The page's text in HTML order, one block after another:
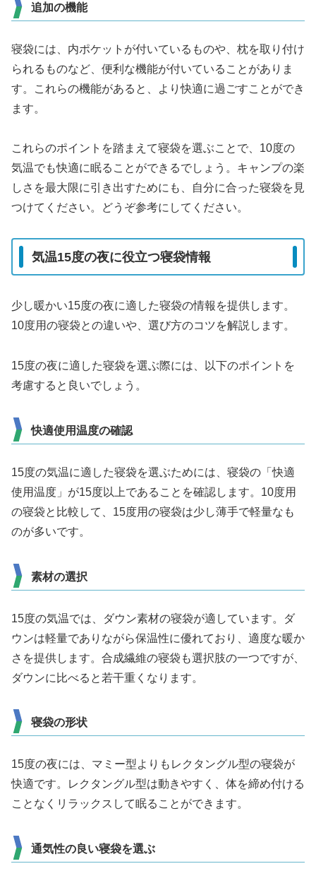
追加の機能
寝袋には、内ポケットが付いているものや、枕を取り付け
られるものなど、便利な機能が付いていることがありま
す。これらの機能があると、より快適に過ごすことができ
ます。
これらのポイントを踏まえて寝袋を選ぶことで、10度の
気温でも快適に眠ることができるでしょう。キャンプの楽
しさを最大限に引き出すためにも、自分に合った寝袋を見
つけてください。どうぞ参考にしてください。
気温15度の夜に役立つ寝袋情報
少し暖かい15度の夜に適した寝袋の情報を提供します。
10度用の寝袋との違いや、選び方のコツを解説します。
15度の夜に適した寝袋を選ぶ際には、以下のポイントを
考慮すると良いでしょう。
快適使用温度の確認
15度の気温に適した寝袋を選ぶためには、寝袋の「快適
使用温度」が15度以上であることを確認します。10度用
の寝袋と比較して、15度用の寝袋は少し薄手で軽量なも
のが多いです。
素材の選択
15度の気温では、ダウン素材の寝袋が適しています。ダ
ウンは軽量でありながら保温性に優れており、適度な暖か
さを提供します。合成繊維の寝袋も選択肢の一つですが、
ダウンに比べると若干重くなります。
寝袋の形状
15度の夜には、マミー型よりもレクタングル型の寝袋が
快適です。レクタングル型は動きやすく、体を締め付ける
ことなくリラックスして眠ることができます。
通気性の良い寝袋を選ぶ